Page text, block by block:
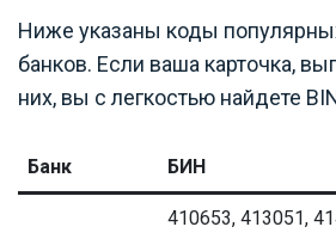
Ниже указаны коды
банков. Если ваша карточка,
них, вы с легкостью найдете
Банк БИН
410653, 413051,